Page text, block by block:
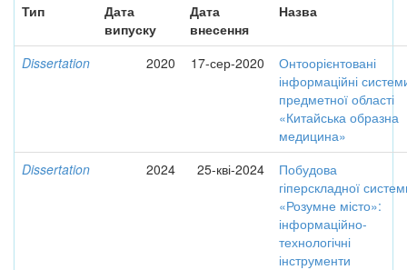
Тип
Дата
випуску
Дата
внесення
Назва
Dissertation 2020 17-сер-2020
Онтоорієнтовані
інформаційні
предметної області
«Китайська образна
медицина»
Dissertation
2024 25-кві-2024
Побудова
гіперскладної
«Розумне місто»:
інформаційно-
технологічні
інструменти